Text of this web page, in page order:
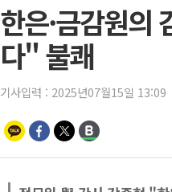
한은·금감원
다" 불쾌
기사입력 : 2025년07월15일 13:09